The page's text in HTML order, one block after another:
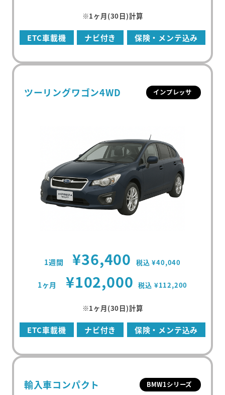
※1ヶ月(30日)計算
ETC車載機 ナビ付き 保険・メンテ込み
ツーリングワゴン4WD インプレッサ
1週間 ¥36,400 税込 ¥40,040
1ヶ月 ¥102,000 税込 ¥112,200
※1ヶ月(30日)計算
ETC車載機 ナビ付き 保険・メンテ込み
輸入車コンパクト BMW1シリーズ